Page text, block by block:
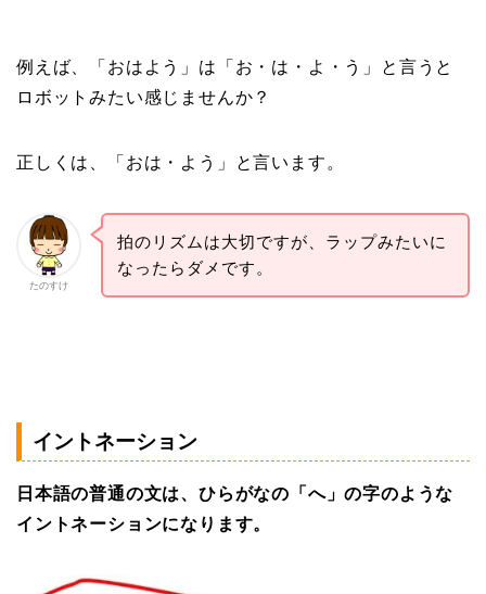
例えば、「おはよう」は「お・は・よ・う」と言うと
ロボットみたい感じませんか？
正しくは、「おは・よう」と言います。
たのすけ
拍のリズムは大切ですが、ラップみたいに
なったらダメです。
イントネーション
日本語の普通の文は、ひらがなの「へ」の字のような
イントネーションになります。